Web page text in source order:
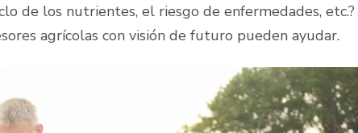
de los nutrientes, el riesgo de enfermedades, etc.?
agrícolas con visión de futuro pueden ayudar.